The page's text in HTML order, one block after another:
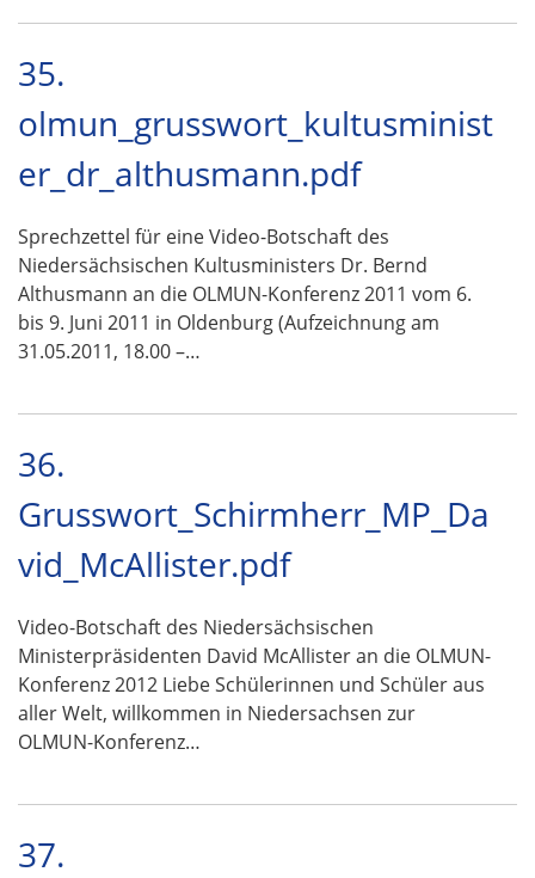
35.
olmun_grusswort_kultusminist
er_dr_althusmann.pdf
Sprechzettel für eine Video-Botschaft des
Niedersächsischen Kultusministers Dr. Bernd
Althusmann an die OLMUN-Konferenz 2011 vom 6.
bis 9. Juni 2011 in Oldenburg (Aufzeichnung am
31.05.2011, 18.00 –…
36.
Grusswort_Schirmherr_MP_Da
vid_McAllister.pdf
Video-Botschaft des Niedersächsischen
Ministerpräsidenten David McAllister an die OLMUN-
Konferenz 2012 Liebe Schülerinnen und Schüler aus
aller Welt, willkommen in Niedersachsen zur
OLMUN-Konferenz…
37.